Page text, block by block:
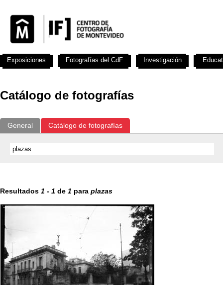
Catálogo de fotografías
General Catálogo de fotografías
Resultados 1 - 1 de 1 para plazas
Exposiciones Fotografías del CdF Investigación